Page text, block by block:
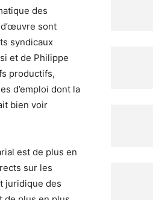
des
sont
syndicaux
et de Philippe
productifs,
d’emploi dont la
bien voir
est de plus en
sur les
juridique des